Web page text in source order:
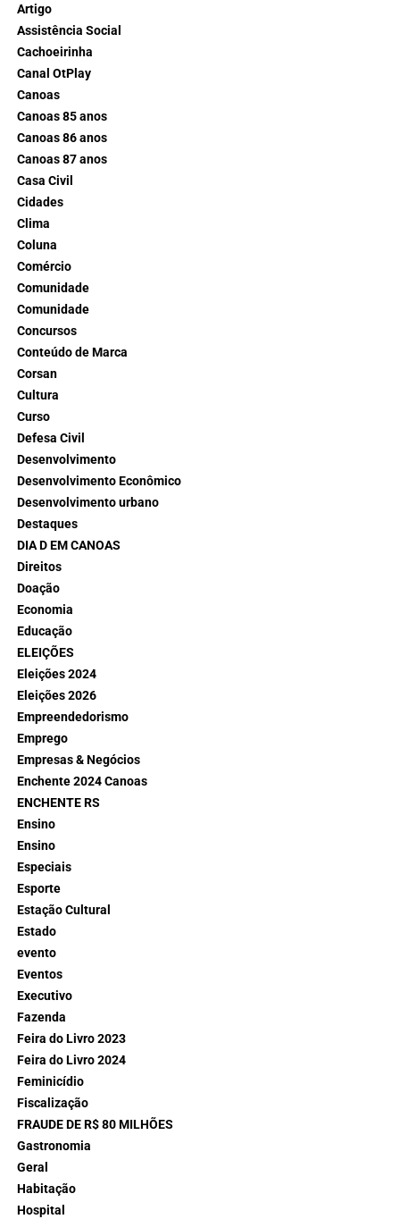
Artigo
Assistência Social
Cachoeirinha
Canal OtPlay
Canoas
Canoas 85 anos
Canoas 86 anos
Canoas 87 anos
Casa Civil
Cidades
Clima
Coluna
Comércio
Comunidade
Comunidade
Concursos
Conteúdo de Marca
Corsan
Cultura
Curso
Defesa Civil
Desenvolvimento
Desenvolvimento Econômico
Desenvolvimento urbano
Destaques
DIA D EM CANOAS
Direitos
Doação
Economia
Educação
ELEIÇÕES
Eleições 2024
Eleições 2026
Empreendedorismo
Emprego
Empresas & Negócios
Enchente 2024 Canoas
ENCHENTE RS
Ensino
Ensino
Especiais
Esporte
Estação Cultural
Estado
evento
Eventos
Executivo
Fazenda
Feira do Livro 2023
Feira do Livro 2024
Feminicídio
Fiscalização
FRAUDE DE R$ 80 MILHÕES
Gastronomia
Geral
Habitação
Hospital